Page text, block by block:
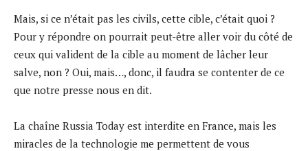
Mais, si ce n’était pas les civils, cette cible, c’était quoi ?
Pour y répondre on pourrait peut-être aller voir du côté de
ceux qui valident de la cible au moment de lâcher leur
salve, non ? Oui, mais…, donc, il faudra se contenter de ce
que notre presse nous en dit.
La chaîne Russia Today est interdite en France, mais les
miracles de la technologie me permettent de vous